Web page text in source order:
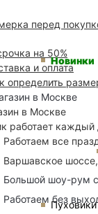
Новинки
Пуховики
перед
на 50%
и оплата
определить
в Москве
работает
Работаем все
Варшавское
Большой шоу-рум с
Работаем без